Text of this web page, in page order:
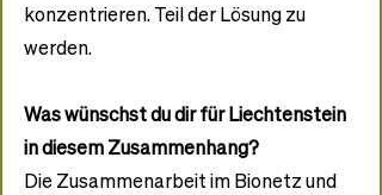
konzentrieren. Teil der Lösung zu
werden.
Was wünschst du dir für Liechtenstein
in diesem Zusammenhang?
Die Zusammenarbeit im Bionetz und